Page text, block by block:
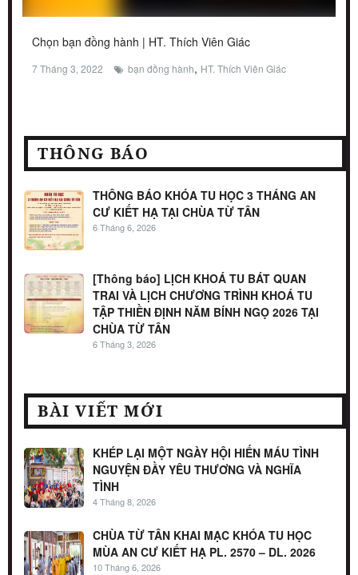
Chọn bạn đồng hành | HT. Thích Viên Giác
7 Tháng 3, 2022 bạn đồng hành, HT. Thích Viên Giác
THÔNG BÁO
THÔNG BÁO KHÓA TU HỌC 3 THÁNG AN
CƯ KIẾT HẠ TẠI CHÙA TỪ TÂN
6 Tháng 6, 2026
[Thông báo] LỊCH KHOÁ TU BÁT QUAN
TRAI VÀ LỊCH CHƯƠNG TRÌNH KHOÁ TU
TẬP THIỀN ĐỊNH NĂM BÍNH NGỌ 2026 TẠI
CHÙA TỪ TÂN
6 Tháng 3, 2026
BÀI VIẾT MỚI
KHÉP LẠI MỘT NGÀY HỘI HIẾN MÁU TÌNH
NGUYỆN ĐẦY YÊU THƯƠNG VÀ NGHĨA
TÌNH
4 Tháng 8, 2026
CHÙA TỪ TÂN KHAI MẠC KHÓA TU HỌC
MÙA AN CƯ KIẾT HẠ PL. 2570 – DL. 2026
10 Tháng 6, 2026